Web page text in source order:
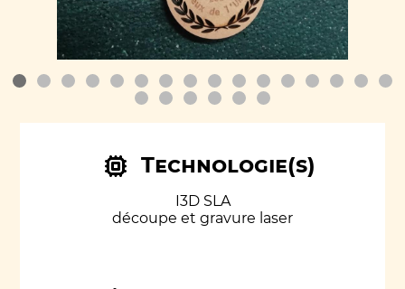
Technologie(s)
I3D SLA
découpe et gravure laser